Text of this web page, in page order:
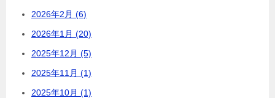
2026年2月 (6)
2026年1月 (20)
2025年12月 (5)
2025年11月 (1)
2025年10月 (1)